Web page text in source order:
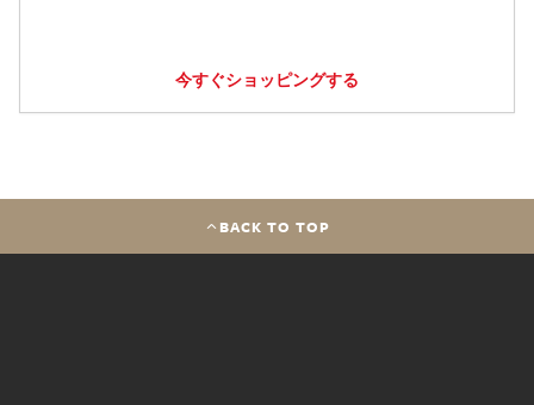
今すぐショッピングする
BACK TO TOP